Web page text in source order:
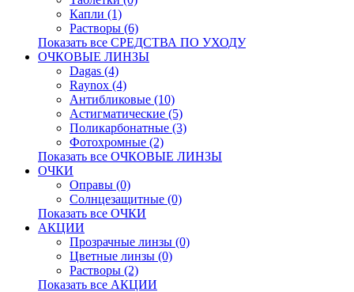
Капли (1)
Растворы (6)
Показать все СРЕДСТВА ПО УХОДУ
ОЧКОВЫЕ ЛИНЗЫ
Dagas (4)
Raynox (4)
Антибликовые (10)
Астигматические (5)
Поликарбонатные (3)
Фотохромные (2)
Показать все ОЧКОВЫЕ ЛИНЗЫ
ОЧКИ
Оправы (0)
Солнцезащитные (0)
Показать все ОЧКИ
АКЦИИ
Прозрачные линзы (0)
Цветные линзы (0)
Растворы (2)
Показать все АКЦИИ